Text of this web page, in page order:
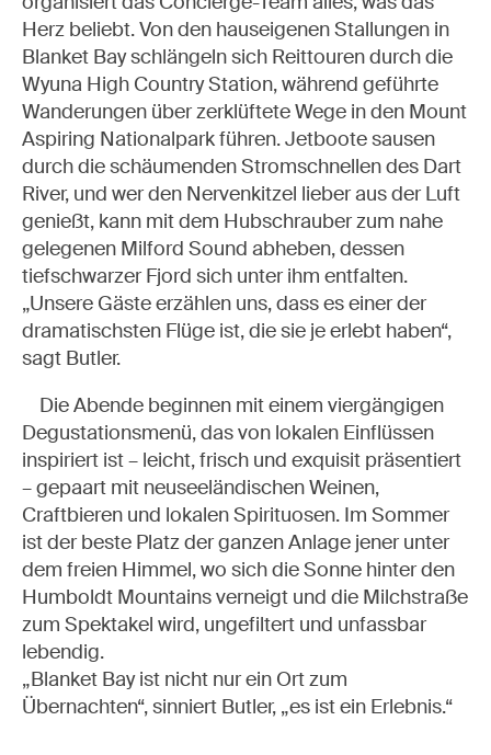
Herz beliebt. Von den hauseigenen Stallungen in
Blanket Bay schlängeln sich Reittouren durch die
Wyuna High Country Station, während geführte
Wanderungen über zerklüftete Wege in den Mount
Aspiring Nationalpark führen. Jetboote sausen
durch die schäumenden Stromschnellen des Dart
River, und wer den Nervenkitzel lieber aus der Luft
genießt, kann mit dem Hubschrauber zum nahe
gelegenen Milford Sound abheben, dessen
tiefschwarzer Fjord sich unter ihm entfalten.
„Unsere Gäste erzählen uns, dass es einer der
dramatischsten Flüge ist, die sie je erlebt haben“,
sagt Butler.
Die Abende beginnen mit einem viergängigen
Degustationsmenü, das von lokalen Einflüssen
inspiriert ist – leicht, frisch und exquisit präsentiert
– gepaart mit neuseeländischen Weinen,
Craftbieren und lokalen Spirituosen. Im Sommer
ist der beste Platz der ganzen Anlage jener unter
dem freien Himmel, wo sich die Sonne hinter den
Humboldt Mountains verneigt und die Milchstraße
zum Spektakel wird, ungefiltert und unfassbar
lebendig.
„Blanket Bay ist nicht nur ein Ort zum
Übernachten“, sinniert Butler, „es ist ein Erlebnis.“